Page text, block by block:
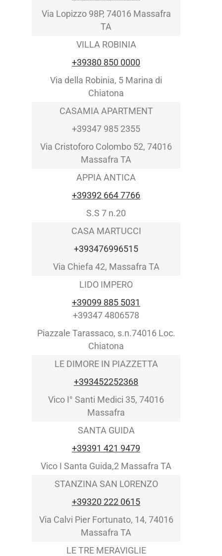
Via Lopizzo 98P, 74016 Massafra
TA
VILLA ROBINIA
+39380 850 0000
Via della Robinia, 5 Marina di
Chiatona
CASAMIA APARTMENT
+39347 985 2355
Via Cristoforo Colombo 52, 74016
Massafra TA
APPIA ANTICA
+39392 664 7766
S.S 7 n.20
CASA MARTUCCI
+393476996515
Via Chiefa 42, Massafra TA
LIDO IMPERO
+39099 885 5031
+39347 4806578
Piazzale Tarassaco, s.n.74016 Loc.
Chiatona
LE DIMORE IN PIAZZETTA
+393452252368
Vico I° Santi Medici 35, 74016
Massafra
SANTA GUIDA
+39391 421 9479
Vico I Santa Guida,2 Massafra TA
STANZINA SAN LORENZO
+39320 222 0615
Via Calvi Pier Fortunato, 14, 74016
Massafra TA
LE TRE MERAVIGLIE